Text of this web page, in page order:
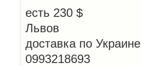
есть 230 $
Львов
доставка по Украине
0993218693